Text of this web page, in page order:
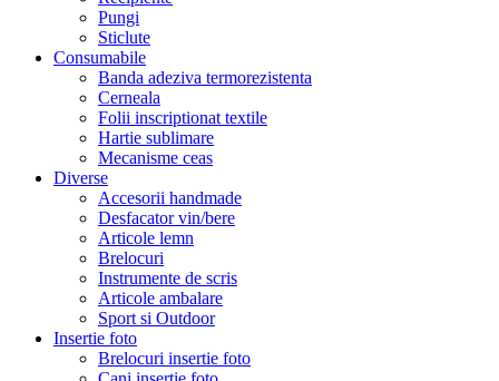
Pungi
Sticlute
Consumabile
Banda adeziva termorezistenta
Cerneala
Folii inscriptionat textile
Hartie sublimare
Mecanisme ceas
Diverse
Accesorii handmade
Desfacator vin/bere
Articole lemn
Brelocuri
Instrumente de scris
Articole ambalare
Sport si Outdoor
Insertie foto
Brelocuri insertie foto